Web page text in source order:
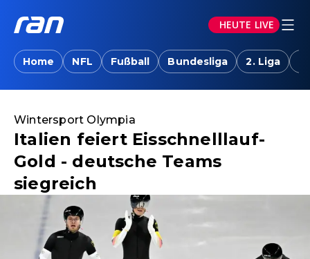
HEUTE LIVE
Home NFL Fußball Bundesliga 2. Liga
Wintersport Olympia
Italien feiert Eisschnelllauf-
Gold - deutsche Teams
siegreich